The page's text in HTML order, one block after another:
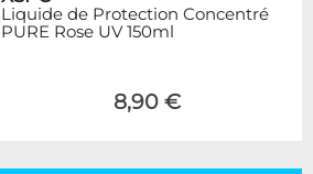
Liquide de Protection Concentré
PURE Rose UV 150ml
8,90 €